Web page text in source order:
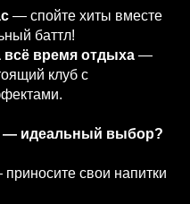
— спойте хиты вместе
баттл!
всё время отдыха —
клуб с
— идеальный выбор?
свои напитки